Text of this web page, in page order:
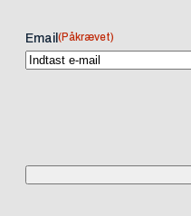
Email (Påkrævet)